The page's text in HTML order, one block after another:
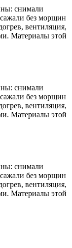
снимали
без морщин
вентиляция,
Материалы этой
снимали
без морщин
вентиляция,
Материалы этой
снимали
без морщин
вентиляция,
Материалы этой